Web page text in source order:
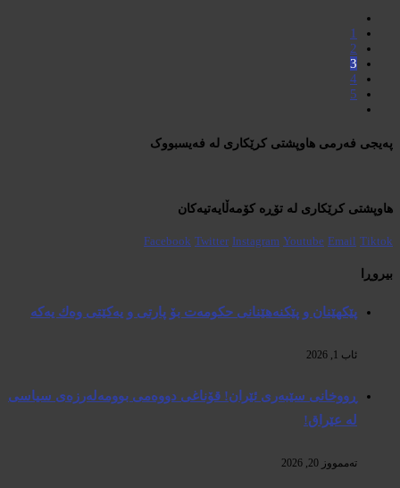
1
2
3
4
5
پەیجی فەرمی هاوپشتی کرێکاری لە فەیسبووک
هاوپشتی کرێکاری لە تۆڕە کۆمەڵایەتیەکان
Facebook Twitter Instagram Youtube Email Tiktok
بیروڕا
پێكهێنان و پێكنەهێنانی حكومەت بۆ پارتی و یەكێتی وەك یەكە
ئاب 1, 2026
ڕووخانی سێبەری ئێران! قۆناغی دووەمی بوومەلەرزەی سیاسی
لە عێراق!
تەممووز 20, 2026